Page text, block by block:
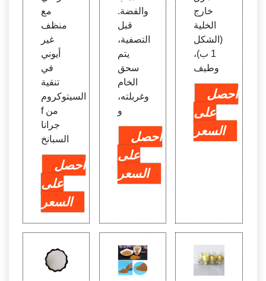
مع
منظف
غير
أيوني
في
تنقية
السيتوكروم
f من
جرانا
السبانخ
احصل
على
السعر
والفضة.
قبل
التصفية،
يتم
سحق
الخام
وغربلته،
و
احصل
على
السعر
خارج
الخلية
(الشكل
1 ب)،
وطيف
احصل
على
السعر